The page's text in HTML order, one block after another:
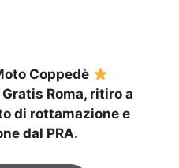
Coppedè
Roma, ritiro a
di rottamazione e
dal PRA.